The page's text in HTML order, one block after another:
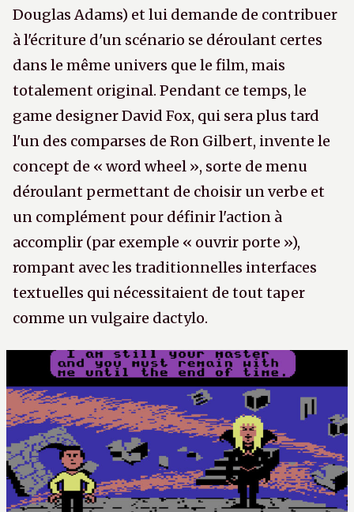
Douglas Adams) et lui demande de contribuer
à l'écriture d'un scénario se déroulant certes
dans le même univers que le film, mais
totalement original. Pendant ce temps, le
game designer David Fox, qui sera plus tard
l'un des comparses de Ron Gilbert, invente le
concept de « word wheel », sorte de menu
déroulant permettant de choisir un verbe et
un complément pour définir l'action à
accomplir (par exemple « ouvrir porte »),
rompant avec les traditionnelles interfaces
textuelles qui nécessitaient de tout taper
comme un vulgaire dactylo.